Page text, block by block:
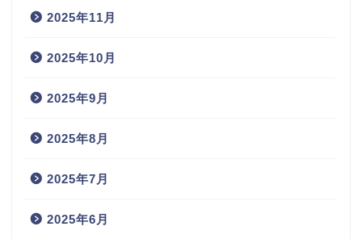
2025年11月
2025年10月
2025年9月
2025年8月
2025年7月
2025年6月